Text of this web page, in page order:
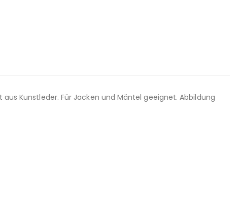
Kunstleder. Für Jacken und Mäntel geeignet. Abbildung